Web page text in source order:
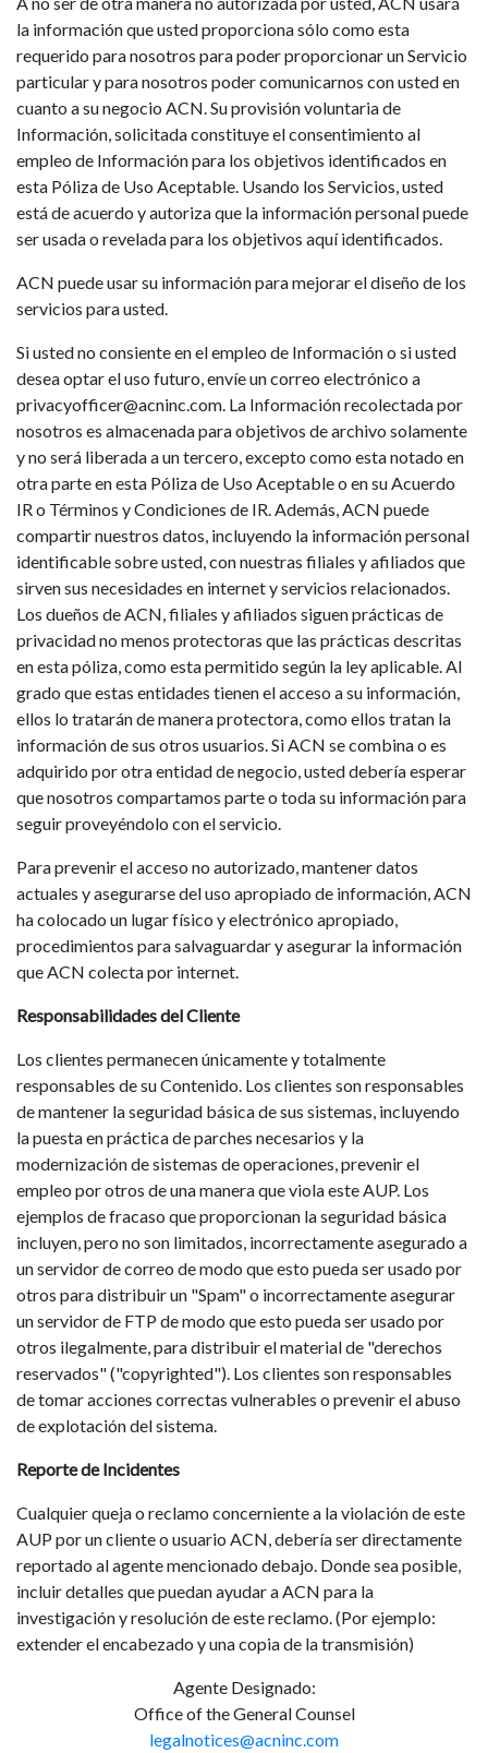
la información que usted proporciona sólo como esta
requerido para nosotros para poder proporcionar un Servicio
particular y para nosotros poder comunicarnos con usted en
cuanto a su negocio ACN. Su provisión voluntaria de
Información, solicitada constituye el consentimiento al
empleo de Información para los objetivos identificados en
esta Póliza de Uso Aceptable. Usando los Servicios, usted
está de acuerdo y autoriza que la información personal puede
ser usada o revelada para los objetivos aquí identificados.
ACN puede usar su información para mejorar el diseño de los
servicios para usted.
Si usted no consiente en el empleo de Información o si usted
desea optar el uso futuro, envíe un correo electrónico a
privacyofficer@acninc.com. La Información recolectada por
nosotros es almacenada para objetivos de archivo solamente
y no será liberada a un tercero, excepto como esta notado en
otra parte en esta Póliza de Uso Aceptable o en su Acuerdo
IR o Términos y Condiciones de IR. Además, ACN puede
compartir nuestros datos, incluyendo la información personal
identificable sobre usted, con nuestras filiales y afiliados que
sirven sus necesidades en internet y servicios relacionados.
Los dueños de ACN, filiales y afiliados siguen prácticas de
privacidad no menos protectoras que las prácticas descritas
en esta póliza, como esta permitido según la ley aplicable. Al
grado que estas entidades tienen el acceso a su información,
ellos lo tratarán de manera protectora, como ellos tratan la
información de sus otros usuarios. Si ACN se combina o es
adquirido por otra entidad de negocio, usted debería esperar
que nosotros compartamos parte o toda su información para
seguir proveyéndolo con el servicio.
Para prevenir el acceso no autorizado, mantener datos
actuales y asegurarse del uso apropiado de información, ACN
ha colocado un lugar físico y electrónico apropiado,
procedimientos para salvaguardar y asegurar la información
que ACN colecta por internet.
Responsabilidades del Cliente
Los clientes permanecen únicamente y totalmente
responsables de su Contenido. Los clientes son responsables
de mantener la seguridad básica de sus sistemas, incluyendo
la puesta en práctica de parches necesarios y la
modernización de sistemas de operaciones, prevenir el
empleo por otros de una manera que viola este AUP. Los
ejemplos de fracaso que proporcionan la seguridad básica
incluyen, pero no son limitados, incorrectamente asegurado a
un servidor de correo de modo que esto pueda ser usado por
otros para distribuir un "Spam" o incorrectamente asegurar
un servidor de FTP de modo que esto pueda ser usado por
otros ilegalmente, para distribuir el material de "derechos
reservados" ("copyrighted"). Los clientes son responsables
de tomar acciones correctas vulnerables o prevenir el abuso
de explotación del sistema.
Reporte de Incidentes
Cualquier queja o reclamo concerniente a la violación de este
AUP por un cliente o usuario ACN, debería ser directamente
reportado al agente mencionado debajo. Donde sea posible,
incluir detalles que puedan ayudar a ACN para la
investigación y resolución de este reclamo. (Por ejemplo:
extender el encabezado y una copia de la transmisión)
Agente Designado:
Office of the General Counsel
legalnotices@acninc.com